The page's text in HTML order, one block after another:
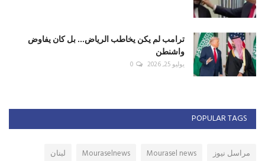
ترامب لم يكن يخاطب الرياض... بل كان يفاوض
واشنطن
يوليو 25, 2026 0
POPULAR TAGS
مراسل نيوز Mourasel news
Mouraselnews
لبنان